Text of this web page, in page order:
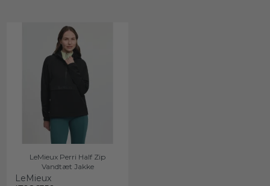
LeMieux Perri Half Zip
Vandtæt Jakke
LeMieux